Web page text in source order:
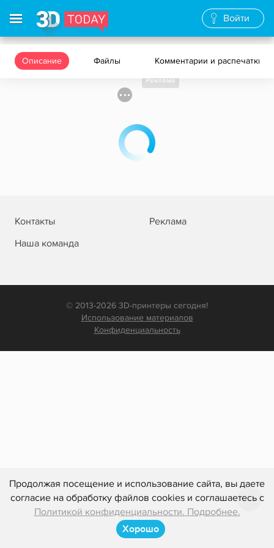
Продолжая посещение и использование сайта, вы даете
согласие на обработку файлов cookies и соглашаетесь с
Политикой конфиденциальности. Подробнее.
Хорошо
Войти
Описание Файлы Комментарии и распечатки
Реклама
Контакты
Реклама
Наша команда
© 2013-2026 3D-принтеры сегодня!
Использование материалов
Конфиденциальность